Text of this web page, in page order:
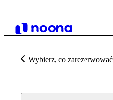
Wybierz, co zarezerwować